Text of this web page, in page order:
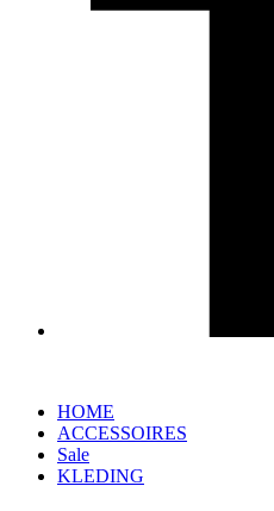
HOME
ACCESSOIRES
Sale
KLEDING